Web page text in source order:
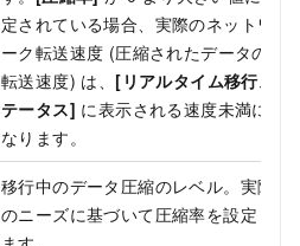
定されている場合、実際のネットワ
ーク転送速度 (圧縮されたデータの
転送速度) は、 [リアルタイム移行ス
テータス] に表示される速度未満に
なります。
移行中のデータ圧縮のレベル。実際
のニーズに基づいて圧縮率を設定し